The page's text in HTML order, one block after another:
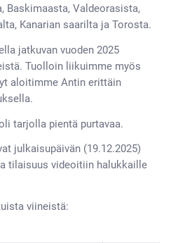
Baskimaasta, Valdeorasista,
Kanarian saarilta ja Torosta.
jatkuvan vuoden 2025
Tuolloin liikuimme myös
aloitimme Antin erittäin
tarjolla pientä purtavaa.
julkaisupäivän (19.12.2025)
tilaisuus videoitiin halukkaille
viineistä: